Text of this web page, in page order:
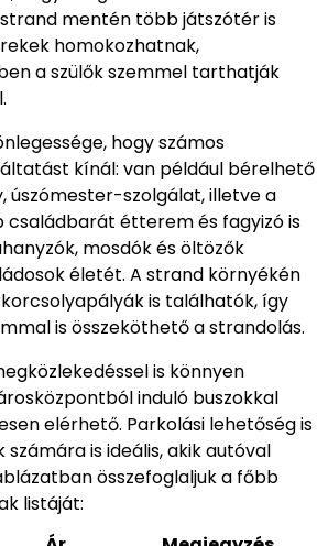
mentén több játszótér is
homokozhatnak,
a szülők szemmel tarthatják
hogy számos
kínál: van például bérelhető
úszómester-szolgálat, illetve a
étterem és fagyizó is
mosdók és öltözők
életét. A strand környékén
is találhatók, így
is összeköthető a strandolás.
is könnyen
induló buszokkal
elérhető. Parkolási lehetőség is
számára is ideális, akik autóval
összefoglaljuk a főbb
listáját: